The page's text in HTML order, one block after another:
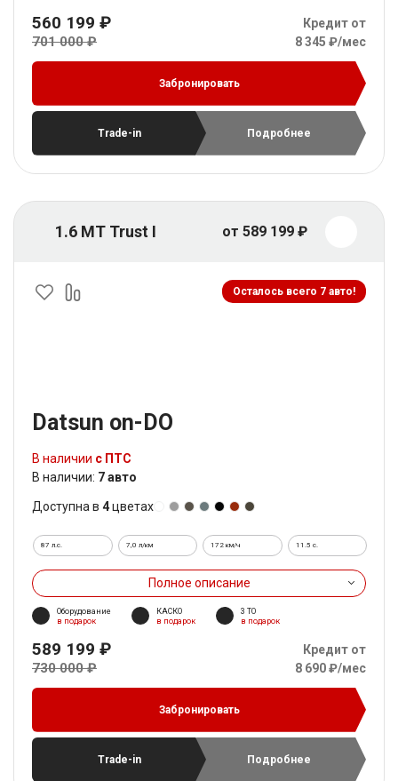
560 199 ₽
701 000 ₽
Кредит от
8 345 ₽/мес
Забронировать
Trade-in Подробнее
1.6 MT Trust I от 589 199 ₽
Осталось всего 7 авто!
Datsun on-DO
В наличии с ПТС
В наличии: 7 авто
Доступна в 4цветах
87 л.с. 7,0 л/км 172 км/ч 11.5 c.
Полное описание
Оборудование
в подарок
КАСКО
в подарок
3 ТО
в подарок
589 199 ₽
730 000 ₽
Кредит от
8 690 ₽/мес
Забронировать
Trade-in Подробнее